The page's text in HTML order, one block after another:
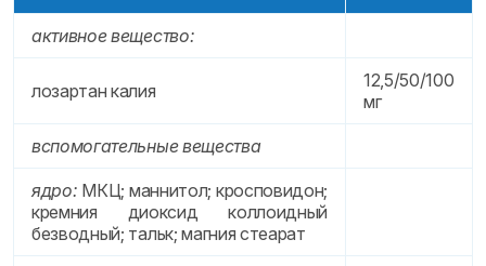
активное вещество:
лозартан калия
12,5/50/100
мг
вспомогательные вещества
ядро: МКЦ; маннитол; кросповидон;
кремния диоксид коллоидный
безводный; тальк; магния стеарат